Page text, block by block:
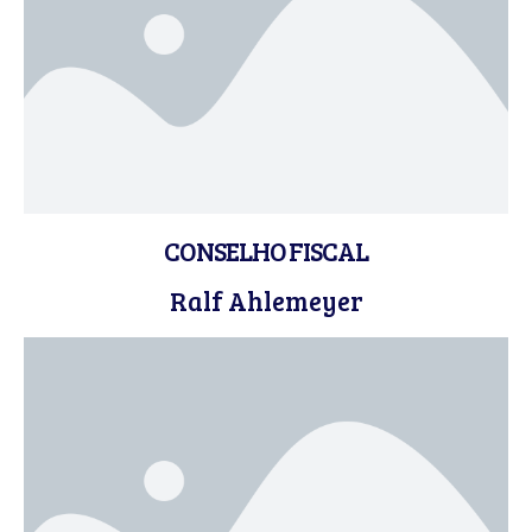
CONSELHO FISCAL
Ralf Ahlemeyer